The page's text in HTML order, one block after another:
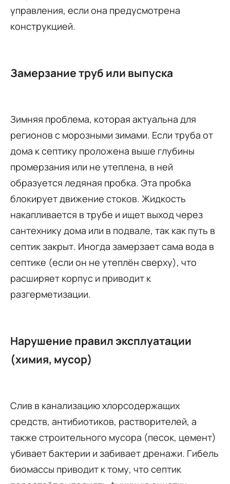
управления, если она предусмотрена
конструкцией.
Замерзание труб или выпуска
Зимняя проблема, которая актуальна для
регионов с морозными зимами. Если труба от
дома к септику проложена выше глубины
промерзания или не утеплена, в ней
образуется ледяная пробка. Эта пробка
блокирует движение стоков. Жидкость
накапливается в трубе и ищет выход через
сантехнику дома или в подвале, так как путь в
септик закрыт. Иногда замерзает сама вода в
септике (если он не утеплён сверху), что
расширяет корпус и приводит к
разгерметизации.
Нарушение правил эксплуатации
(химия, мусор)
Слив в канализацию хлорсодержащих
средств, антибиотиков, растворителей, а
также строительного мусора (песок, цемент)
убивает бактерии и забивает дренажи. Гибель
биомассы приводит к тому, что септик